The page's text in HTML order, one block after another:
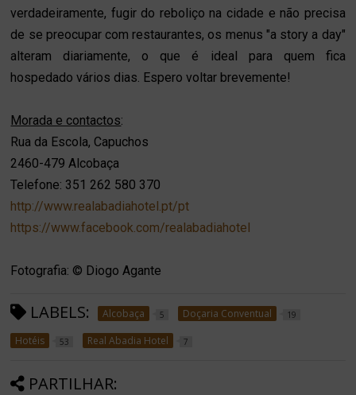
verdadeiramente, fugir do reboliço na cidade e não precisa
de se preocupar com restaurantes, os menus "a story a day"
alteram diariamente, o que é ideal para quem fica
hospedado vários dias. Espero voltar brevemente!
Morada e contactos:
Rua da Escola, Capuchos
2460-479 Alcobaça
Telefone: 351 262 580 370
http://www.realabadiahotel.pt/pt
https://www.facebook.com/realabadiahotel
Fotografia: © Diogo Agante
LABELS: Alcobaça 5 Doçaria Conventual 19
Hotéis 53 Real Abadia Hotel 7
PARTILHAR: